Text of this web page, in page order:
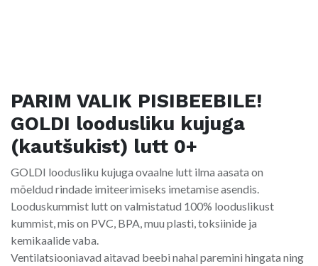
PARIM VALIK PISIBEEBILE!
GOLDI loodusliku kujuga
(kautšukist) lutt 0+
GOLDI loodusliku kujuga ovaalne lutt ilma aasata on
mõeldud rindade imiteerimiseks imetamise asendis.
Looduskummist lutt on valmistatud 100% looduslikust
kummist, mis on PVC, BPA, muu plasti, toksiinide ja
kemikaalide vaba.
Ventilatsiooniavad aitavad beebi nahal paremini hingata ning